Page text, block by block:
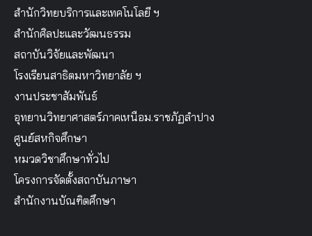
สำนักวิทยบริการและเทคโนโลยี ฯ
สำนักศิลปะและวัฒนธรรม
สถาบันวิจัยและพัฒนา
โรงเรียนสาธิตมหาวิทยาลัย ฯ
งานประชาสัมพันธ์
อุทยานวิทยาศาสตร์ภาคเหนือม.ราชภัฏลำปาง
ศูนย์สหกิจศึกษา
หมวดวิชาศึกษาทั่วไป
โครงการจัดตั้งสถาบันภาษา
สำนักงานบัณฑิตศึกษา